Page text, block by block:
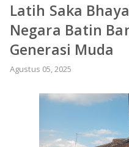
DAERAH
NASIONAL
DAERAH
BANDAR LAMPUNG
HUKUM-KRIMINAL
PENDIDIKAN
WISATA
Latih Saka
Negara Batin
Generasi Muda
Agustus 05, 2025